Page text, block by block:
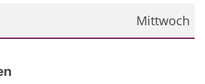
Mittwoch
2026